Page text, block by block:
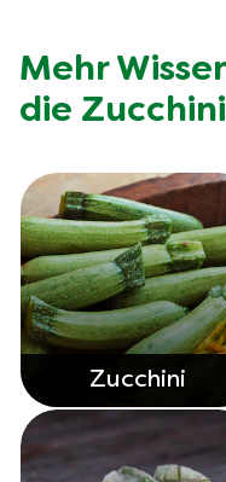
ausgewogenen
den Nährwerten
Mehr
die Zucchini
Zucchini